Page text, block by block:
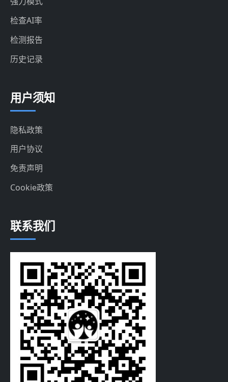
检查AI率
检测报告
历史记录
用户须知
隐私政策
用户协议
免责声明
Cookie政策
联系我们